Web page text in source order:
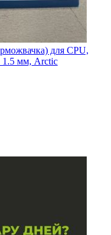
для CPU,
1.5 мм, Arctic